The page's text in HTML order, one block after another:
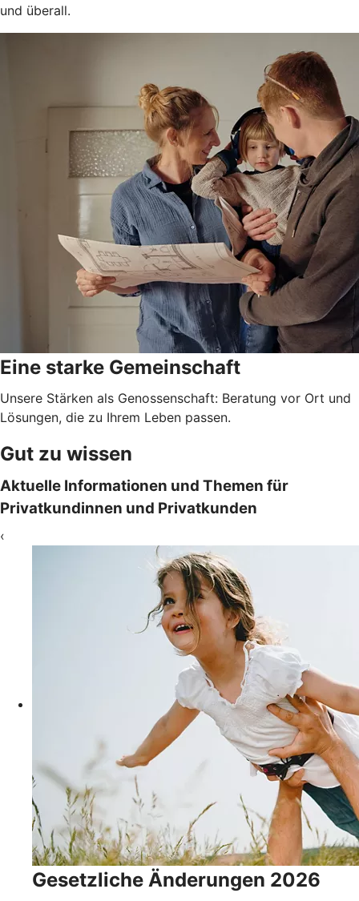
und überall.
Eine starke Gemeinschaft
Unsere Stärken als Genossenschaft: Beratung vor Ort und
Lösungen, die zu Ihrem Leben passen.
Gut zu wissen
Aktuelle Informationen und Themen für
Privatkundinnen und Privatkunden
‹
Gesetzliche Änderungen 2026